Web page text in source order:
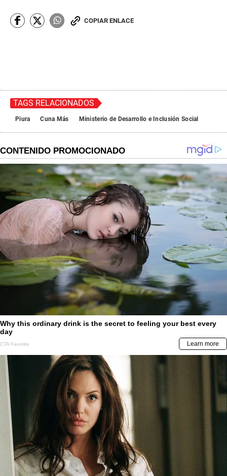
COPIAR ENLACE
TAGS RELACIONADOS
Piura Cuna Más Ministerio de Desarrollo e Inclusión Social